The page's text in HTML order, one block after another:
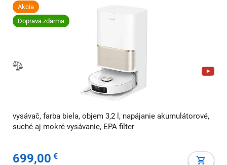
Akcia
Doprava zdarma
vysávač, farba biela, objem 3,2 l, napájanie akumulátorové,
suché aj mokré vysávanie, EPA filter
699,00 €